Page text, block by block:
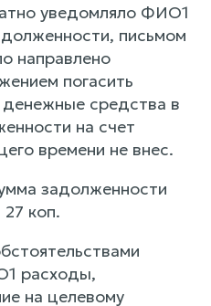
уведомляло ФИО1
письмом
погасить
средства в
на счет
времени не внес.
задолженности
коп.
расходы,
на целевому